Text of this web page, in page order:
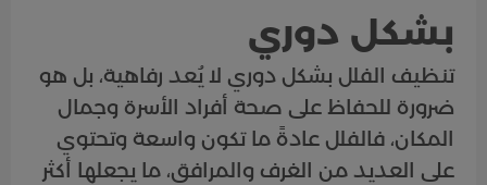
بشكل دوري
تنظيف الفلل بشكل دوري لا يُعد رفاهية، بل هو
ضرورة للحفاظ على صحة أفراد الأسرة وجمال
المكان، فالفلل عادةً ما تكون واسعة وتحتوي
على العديد من الغرف والمرافق، ما يجعلها أكثر